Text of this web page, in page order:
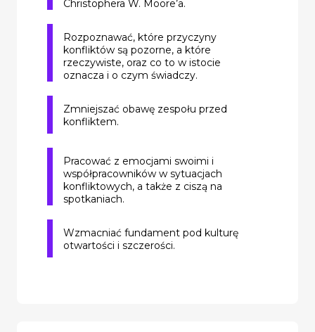
Christophera W. Moore’a.
Rozpoznawać, które przyczyny
konfliktów są pozorne, a które
rzeczywiste, oraz co to w istocie
oznacza i o czym świadczy.
Zmniejszać obawę zespołu przed
konfliktem.
Pracować z emocjami swoimi i
współpracowników w sytuacjach
konfliktowych, a także z ciszą na
spotkaniach.
Wzmacniać fundament pod kulturę
otwartości i szczerości.